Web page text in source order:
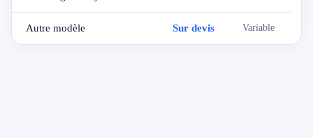
Autre modèle Sur devis Variable